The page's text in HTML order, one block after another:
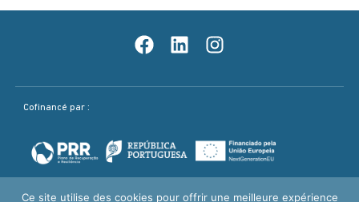
Cofinancé par :
Ce site utilise des cookies pour offrir une meilleure expérience